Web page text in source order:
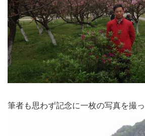
筆者も思わず記念に一枚の写真を撮